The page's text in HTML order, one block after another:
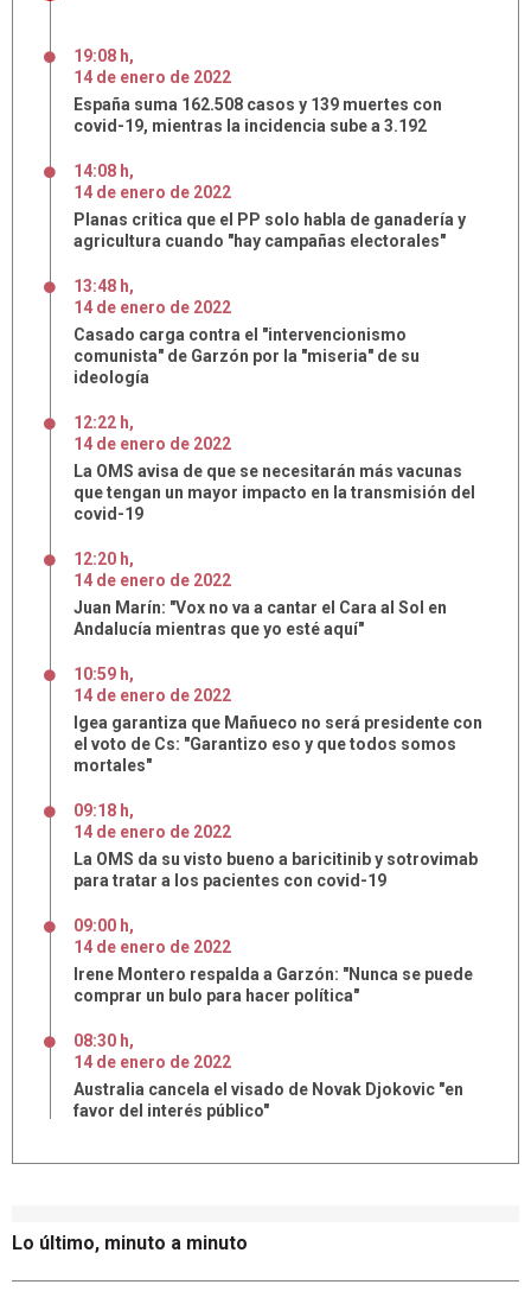
Lo último, minuto a minuto
19:08 h,
14 de enero de 2022
España suma 162.508 casos y 139 muertes con
covid-19, mientras la incidencia sube a 3.192
14:08 h,
14 de enero de 2022
Planas critica que el PP solo habla de ganadería y
agricultura cuando "hay campañas electorales"
13:48 h,
14 de enero de 2022
Casado carga contra el "intervencionismo
comunista" de Garzón por la "miseria" de su
ideología
12:22 h,
14 de enero de 2022
La OMS avisa de que se necesitarán más vacunas
que tengan un mayor impacto en la transmisión del
covid-19
12:20 h,
14 de enero de 2022
Juan Marín: "Vox no va a cantar el Cara al Sol en
Andalucía mientras que yo esté aquí"
10:59 h,
14 de enero de 2022
Igea garantiza que Mañueco no será presidente con
el voto de Cs: "Garantizo eso y que todos somos
mortales"
09:18 h,
14 de enero de 2022
La OMS da su visto bueno a baricitinib y sotrovimab
para tratar a los pacientes con covid-19
09:00 h,
14 de enero de 2022
Irene Montero respalda a Garzón: "Nunca se puede
comprar un bulo para hacer política"
08:30 h,
14 de enero de 2022
Australia cancela el visado de Novak Djokovic "en
favor del interés público"